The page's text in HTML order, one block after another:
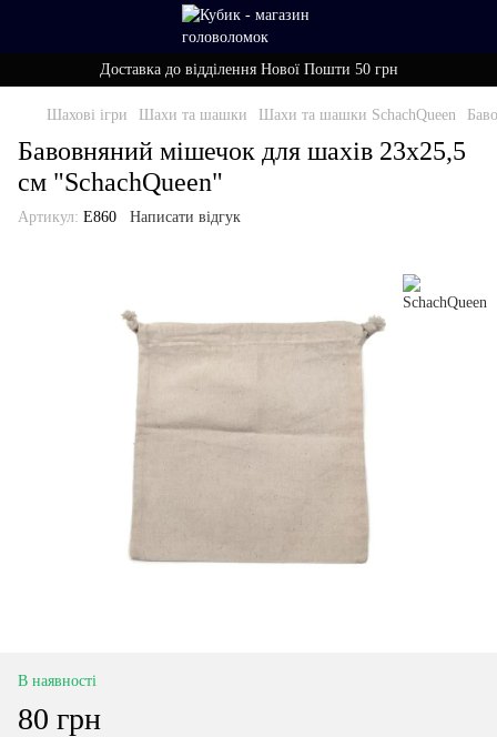
Доставка до відділення Нової Пошти 50 грн
Шахові ігри Шахи та шашки Шахи та шашки SchachQueen
Бавовняний мішечок для шахів 23x25,5
см "SchachQueen"
Артикул: E860 Написати відгук
В наявності
80 грн